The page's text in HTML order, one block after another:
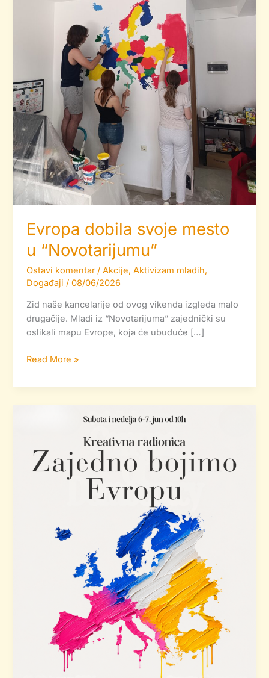
Evropa dobila svoje mesto
u “Novotarijumu”
Ostavi komentar /Akcije,Aktivizam mladih,
Događaji /08/06/2026
Zid naše kancelarije od ovog vikenda izgleda malo
drugačije. Mladi iz “Novotarijuma” zajednički su
oslikali mapu Evrope, koja će ubuduće […]
Read More »
“Novotarijuma”